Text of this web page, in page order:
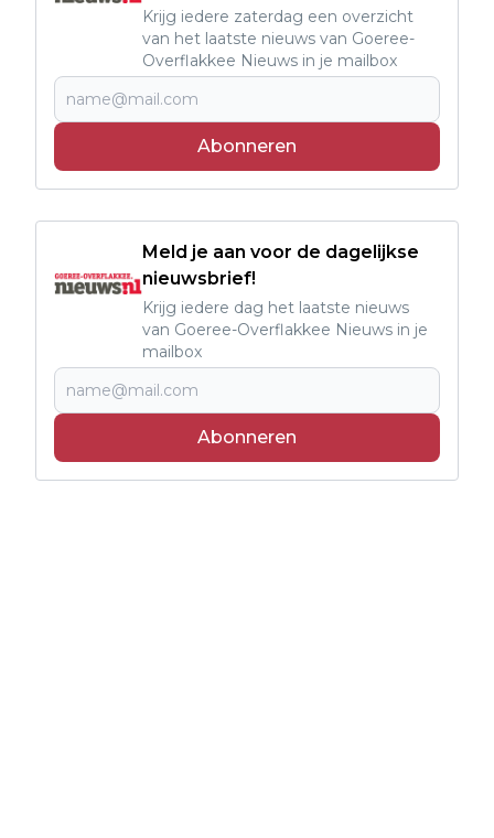
Krijg iedere zaterdag een overzicht
van het laatste nieuws van Goeree-
Overflakkee Nieuws in je mailbox
Abonneren
Meld je aan voor de dagelijkse
nieuwsbrief!
Krijg iedere dag het laatste nieuws
van Goeree-Overflakkee Nieuws in je
mailbox
Abonneren